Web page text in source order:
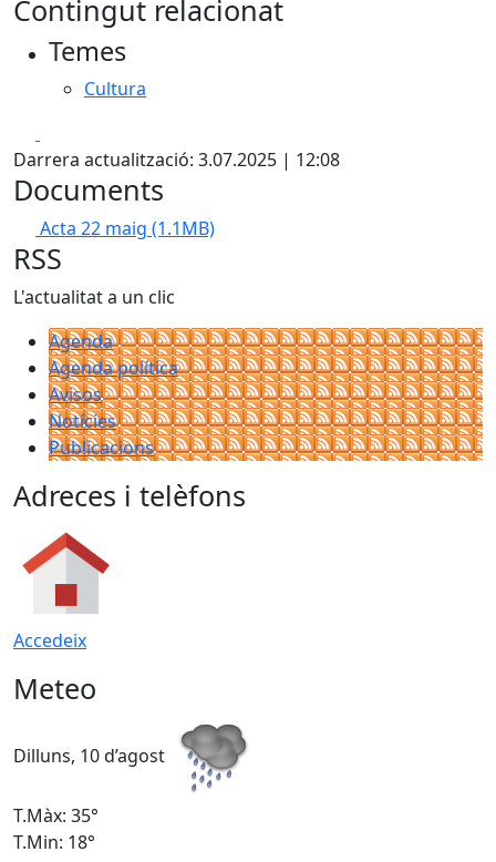
Contingut relacionat
Temes
Cultura
Darrera actualització: 3.07.2025 | 12:08
Documents
Acta 22 maig (1.1MB)
RSS
L'actualitat a un clic
Agenda
Agenda política
Avisos
Notícies
Publicacions
Adreces i telèfons
Accedeix
Meteo
Dilluns, 10 d’agost
T.Màx: 35°
T.Min: 18°